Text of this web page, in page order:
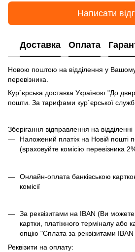
Написати
Доставка Оплата
Новою поштою на відділення у
перевізника.
Кур`єрська доставка Україною "До
пошти. За тарифами кур`єрської
Зберігання відправлення на
Наложений платіж на Новій пошті
(враховуйте комісію перевізника
Онлайн-оплата банківською
комісії
За реквізитами на IBAN (Ви можете
картки, платіжного терміналу або
опцію "Сплата за реквізитами
Реквізити на оплату: